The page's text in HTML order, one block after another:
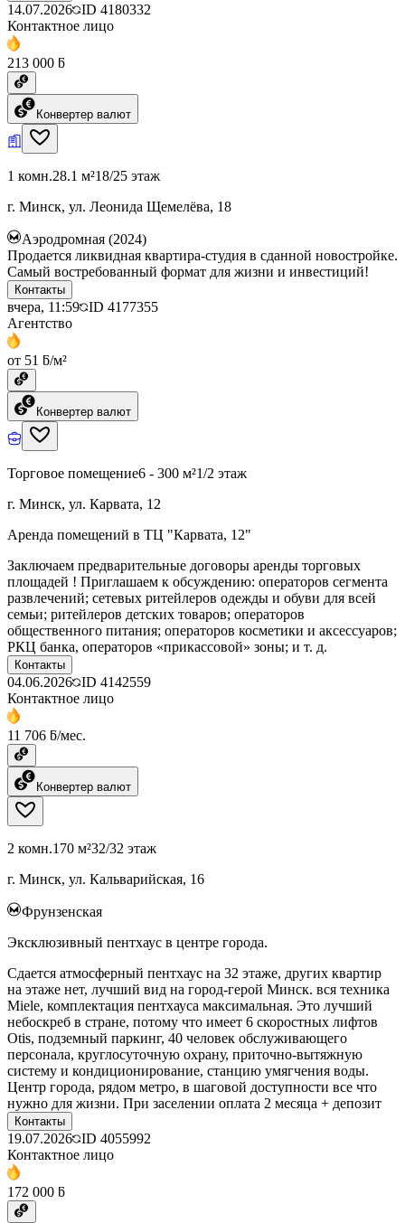
14.07.2026 ID 4180332
Контактное лицо
213 000 ƃ
Конвертер валют
1 комн.28.1 м²18/25 этаж
г. Минск, ул. Леонида Щемелёва, 18
Аэродромная (2024)
Продается ликвидная квартира-студия в сданной новостройке.
Самый востребованный формат для жизни и инвестиций!
Контакты
вчера, 11:59 ID 4177355
Агентство
от 51 ƃ/м²
Конвертер валют
Торговое помещение6 - 300 м²1/2 этаж
г. Минск, ул. Карвата, 12
Аренда помещений в ТЦ "Карвата, 12"
Заключаем предварительные договоры аренды торговых
площадей ! Приглашаем к обсуждению: операторов сегмента
развлечений; сетевых ритейлеров одежды и обуви для всей
семьи; ритейлеров детских товаров; операторов
общественного питания; операторов косметики и аксессуаров;
РКЦ банка, операторов «прикассовой» зоны; и т. д.
Контакты
04.06.2026 ID 4142559
Контактное лицо
11 706 ƃ/мес.
Конвертер валют
2 комн.170 м²32/32 этаж
г. Минск, ул. Кальварийская, 16
Фрунзенская
Эксклюзивный пентхаус в центре города.
Сдается атмосферный пентхаус на 32 этаже, других квартир
на этаже нет, лучший вид на город-герой Минск. вся техника
Miele, комплектация пентхауса максимальная. Это лучший
небоскреб в стране, потому что имеет 6 скоростных лифтов
Otis, подземный паркинг, 40 человек обслуживающего
персонала, круглосуточную охрану, приточно-вытяжную
систему и кондиционирование, станцию умягчения воды.
Центр города, рядом метро, в шаговой доступности все что
нужно для жизни. При заселении оплата 2 месяца + депозит
Контакты
19.07.2026 ID 4055992
Контактное лицо
172 000 ƃ